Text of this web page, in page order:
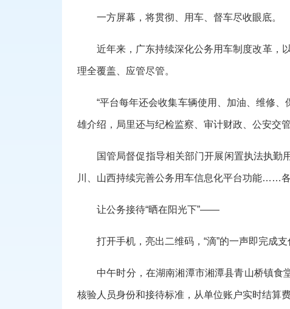
一方屏幕，将贯彻、用车、督车尽收眼底。
近年来，广东持续深化公务用车制度改革，
理全覆盖、应管尽管。
“平台每年还会收集车辆使用、加油、维修
雄介绍，局里还与纪检监察、审计财政、公安交
国管局督促指导相关部门开展闲置执法执勤
川、山西持续完善公务用车信息化平台功能……
让公务接待“晒在阳光下”——
打开手机，亮出二维码，“滴”的一声即完成
中午时分，在湖南湘潭市湘潭县青山桥镇食
核验人员身份和接待标准，从单位账户实时结算费